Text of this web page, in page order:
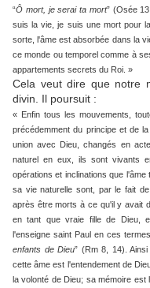
“Ô mort, je serai ta mort” (Osée
suis la vie, je suis une mort pour
sorte, l'âme est absorbée dans la
ce monde ou temporel comme à
appartements secrets du Roi. »
Cela veut dire que notre
divin. Il poursuit :
« Enfin tous les mouvements,
précédemment du principe et de
union avec Dieu, changés en
naturel en eux, ils sont vivants
opérations et inclinations que
sa vie naturelle sont, par le fait
après être morts à ce qu'il y avait
en tant que vraie fille de Dieu,
l'enseigne saint Paul en ces
enfants de Dieu” (Rm 8, 14).
cette âme est l'entendement de
la volonté de Dieu; sa mémoire